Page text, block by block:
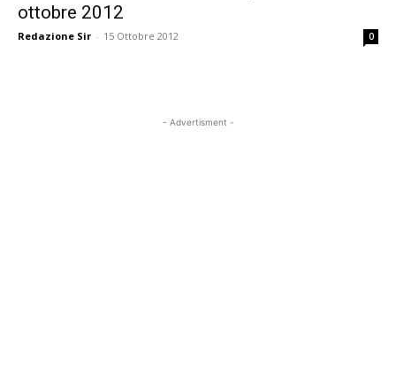
ottobre 2012
Redazione Sir - 15 Ottobre 2012 0
- Advertisment -